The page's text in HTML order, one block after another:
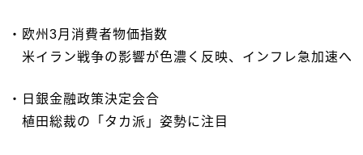
・欧州3月消費者物価指数
米イラン戦争の影響が色濃く反映、インフレ急加速へ
・日銀金融政策決定会合
植田総裁の「タカ派」姿勢に注目